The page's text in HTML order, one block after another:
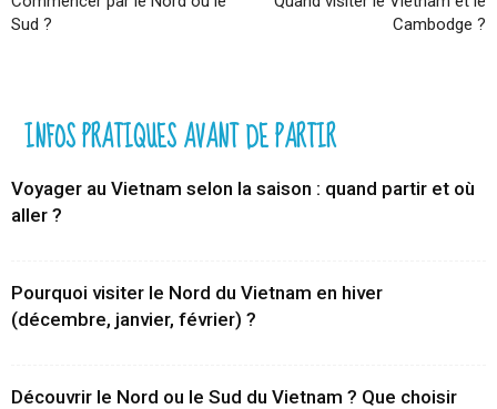
Sud ?
Cambodge ?
INFOS PRATIQUES AVANT DE PARTIR
Voyager au Vietnam selon la saison : quand partir et où
aller ?
Pourquoi visiter le Nord du Vietnam en hiver
(décembre, janvier, février) ?
Découvrir le Nord ou le Sud du Vietnam ? Que choisir